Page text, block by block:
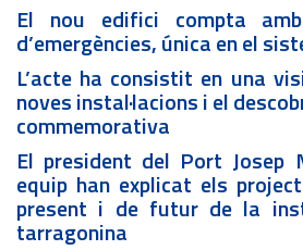
El nou edifici compta
d’emergències, única en el
L’acte ha consistit en una
noves instal·lacions i el
commemorativa
El president del Port Josep
equip han explicat els
present i de futur de la
tarragonina